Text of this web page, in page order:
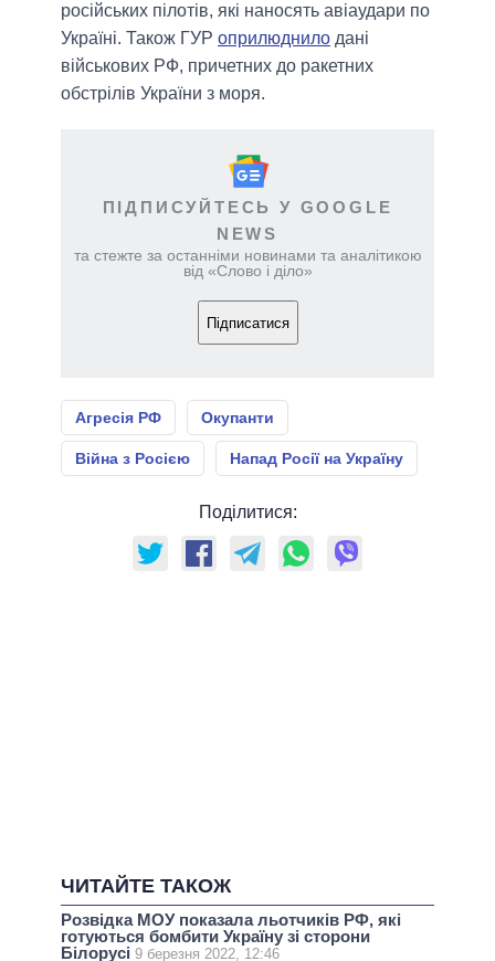
російських пілотів, які наносять авіаудари по
Україні. Також ГУР оприлюднило дані
військових РФ, причетних до ракетних
обстрілів України з моря.
ПІДПИСУЙТЕСЬ У GOOGLE
NEWS
та стежте за останніми новинами та аналітикою
від «Слово і діло»
Підписатися
Агресія РФ Окупанти
Війна з Росією Напад Росії на Україну
Поділитися:
ЧИТАЙТЕ ТАКОЖ
Розвідка МОУ показала льотчиків РФ, які
готуються бомбити Україну зі сторони
Білорусі 9 березня 2022, 12:46